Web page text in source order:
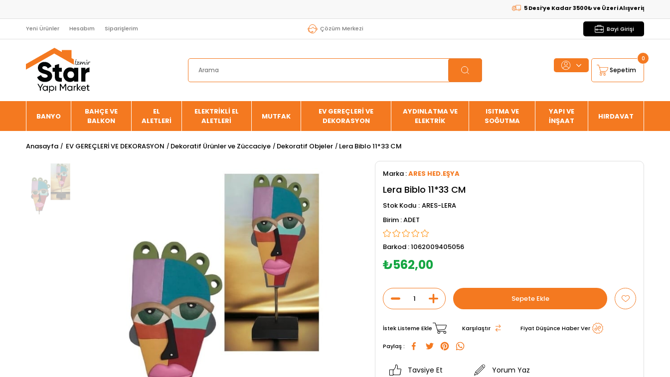
5 Desi’ye Kadar 3500₺ ve Üzeri AlışverişlerdeKARGO
Yeni Ürünler Hesabım Siparişlerim Çözüm Merkezi Bayi Girişi
Sepetim
0
BANYO
BAHÇE VE
BALKON
EL
ALETLERİ
ELEKTRİKLİ EL
ALETLERİ
MUTFAK
EV GEREÇLERİ VE
DEKORASYON
AYDINLATMA VE
ELEKTRİK
ISITMA VE
SOĞUTMA
YAPI VE
İNŞAAT
HIRDAVAT
Anasayfa EV GEREÇLERİ VE DEKORASYON Dekoratif Ürünler ve Züccaciye Dekoratif Objeler Lera Biblo 11*33 CM
Marka :ARES HED.EŞYA
Lera Biblo 11*33 CM
Stok Kodu ARES-LERA
ADET
Barkod :1062009405056
₺562,00
İstek Listeme Ekle Karşılaştır Fiyat Düşünce Haber Ver
Paylaş :
Tavsiye Et Yorum Yaz